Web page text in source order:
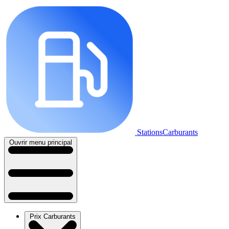
StationsCarburants
Ouvrir menu principal
Prix Carburants